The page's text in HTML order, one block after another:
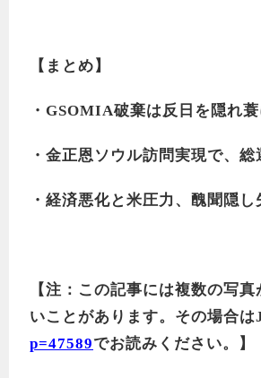
【まとめ】
・GSOMIA破棄は反日を隠れ
・金正恩ソウル訪問実現で、
・経済悪化と米圧力、醜聞隠
【注：この記事には複数の写
いことがあります。その場合
p=47589でお読みください。】